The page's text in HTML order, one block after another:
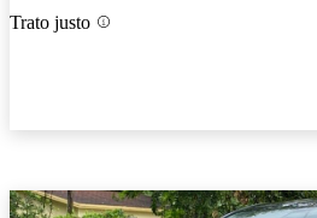
Trato justo